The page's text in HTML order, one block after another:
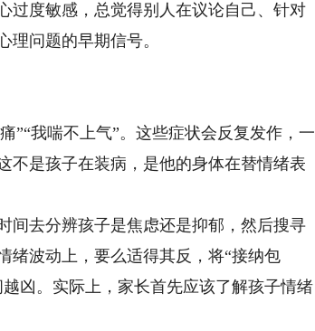
过度敏感，总觉得别人在议论自己、针对
理问题的早期信号。
我喘不上气”。这些症状会反复发作，一
不是孩子在装病，是他的身体在替情绪表
去分辨孩子是焦虑还是抑郁，然后搜寻
绪波动上，要么适得其反，将“接纳包
凶。实际上，家长首先应该了解孩子情绪